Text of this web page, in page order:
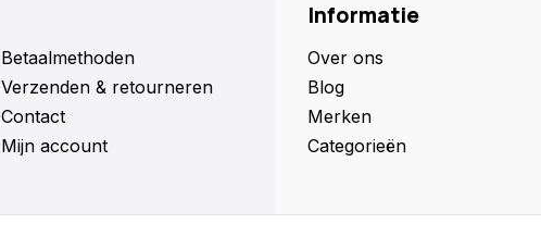
Betaalmethoden
Verzenden & retourneren
Contact
Mijn account
Informatie
Over ons
Blog
Merken
Categorieën